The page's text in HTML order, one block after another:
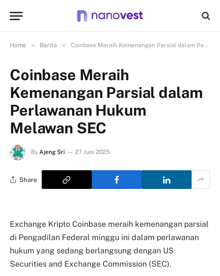
Home » Berita » Coinbase Meraih Kemenangan Parsial dalam Perlawanan Hukum Melawan SEC
Coinbase Meraih
Kemenangan Parsial dalam
Perlawanan Hukum
Melawan SEC
By Ajeng Sri 27 Juni 2025
Share
Exchange Kripto Coinbase meraih kemenangan parsial
di Pengadilan Federal minggu ini dalam perlawanan
hukum yang sedang berlangsung dengan US
Securities and Exchange Commission (SEC).